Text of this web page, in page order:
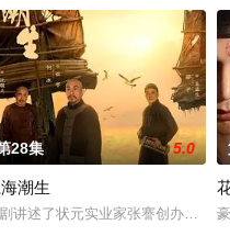
，林知夏忽然对他说：“江逾白
28集 5.0
潮生
讲述了状元实业家张謇创办大生